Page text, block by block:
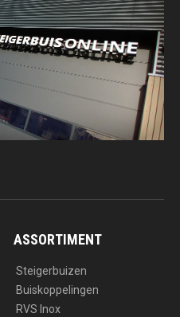
ASSORTIMENT
Steigerbuizen
Buiskoppelingen
RVS Inox